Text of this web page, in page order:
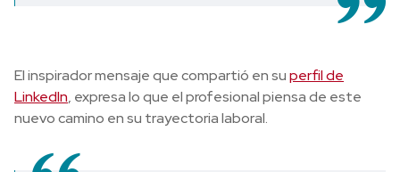
El inspirador mensaje que compartió en superfil de
LinkedIn, expresa lo que el profesional piensa de este
nuevo camino en su trayectoria laboral.